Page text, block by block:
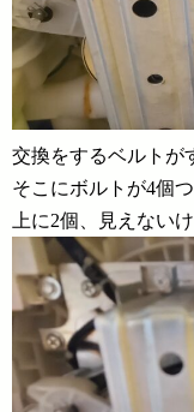
交換をするベルトが
そこにボルトが4個
上に2個、見えない